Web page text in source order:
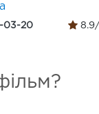
03-20 8.9/